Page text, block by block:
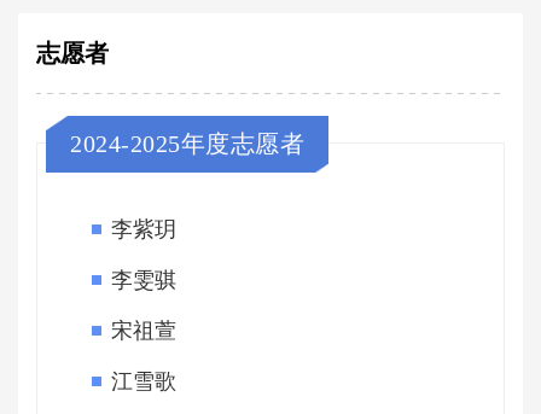
志愿者
2024-2025年度志愿者
李紫玥
李雯骐
宋祖萱
江雪歌